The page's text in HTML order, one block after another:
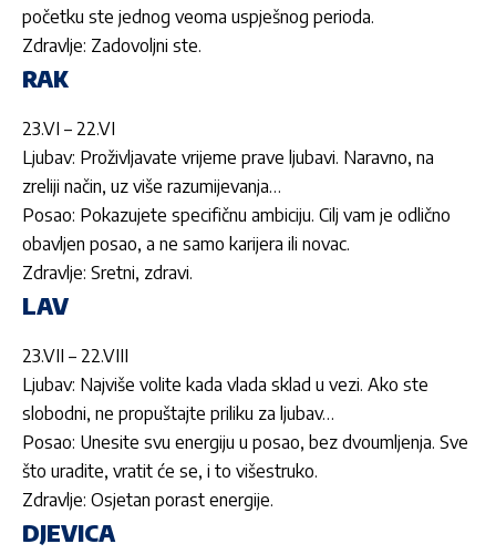
početku ste jednog veoma uspješnog perioda.
Zdravlje: Zadovoljni ste.
RAK
23.VI – 22.VI
Ljubav: Proživljavate vrijeme prave ljubavi. Naravno, na
zreliji način, uz više razumijevanja…
Posao: Pokazujete specifičnu ambiciju. Cilj vam je odlično
obavljen posao, a ne samo karijera ili novac.
Zdravlje: Sretni, zdravi.
LAV
23.VII – 22.VIII
Ljubav: Najviše volite kada vlada sklad u vezi. Ako ste
slobodni, ne propuštajte priliku za ljubav…
Posao: Unesite svu energiju u posao, bez dvoumljenja. Sve
što uradite, vratit će se, i to višestruko.
Zdravlje: Osjetan porast energije.
DJEVICA